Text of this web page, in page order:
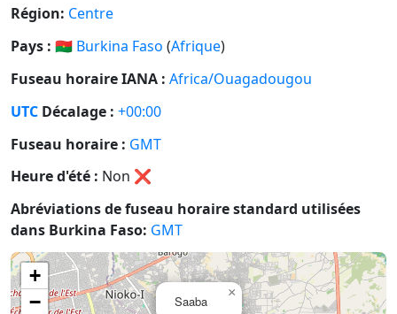
Région: Centre
Pays : 🇧🇫 Burkina Faso (Afrique)
Fuseau horaire IANA : Africa/Ouagadougou
UTC Décalage : +00:00
Fuseau horaire : GMT
Heure d'été : Non ❌
Abréviations de fuseau horaire standard utilisées
dans Burkina Faso: GMT
Saaba
×
+
−